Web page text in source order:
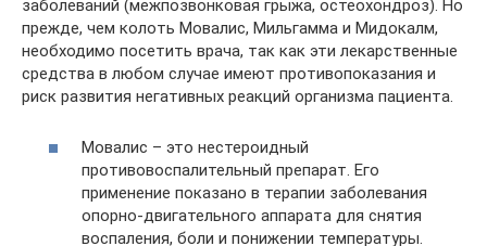
заболеваний (межпозвонковая грыжа, остеохондроз). Но
прежде, чем колоть Мовалис, Мильгамма и Мидокалм,
необходимо посетить врача, так как эти лекарственные
средства в любом случае имеют противопоказания и
риск развития негативных реакций организма пациента.
Мовалис – это нестероидный
противовоспалительный препарат. Его
применение показано в терапии заболевания
опорно-двигательного аппарата для снятия
воспаления, боли и понижении температуры.